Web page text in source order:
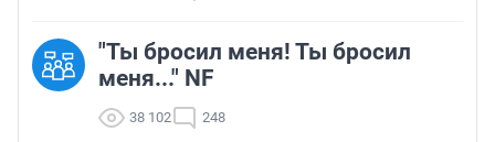
"Ты бросил меня! Ты бросил
меня..." NF
38 102 248